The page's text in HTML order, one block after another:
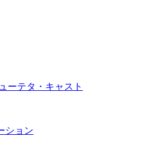
ーテタ・キャスト
ション